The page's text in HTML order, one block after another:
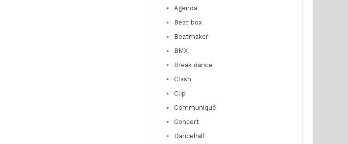
Agenda
Beat box
Beatmaker
BMX
Break dance
Clash
Clip
Communiqué
Concert
Dancehall